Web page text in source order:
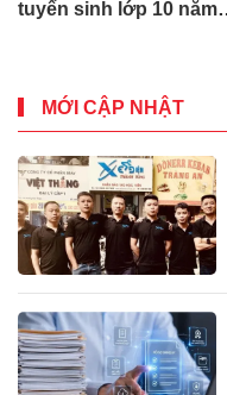
tuyển sinh lớp 10 năm
MỚI CẬP NHẬT